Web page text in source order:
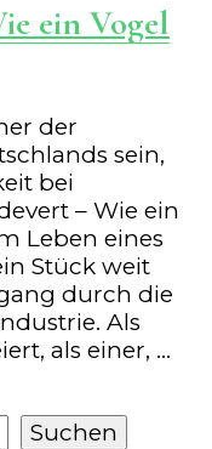
ein Vogel
der
sein,
bei
– Wie ein
Leben eines
Stück weit
durch die
Als
als einer, …
Suchen